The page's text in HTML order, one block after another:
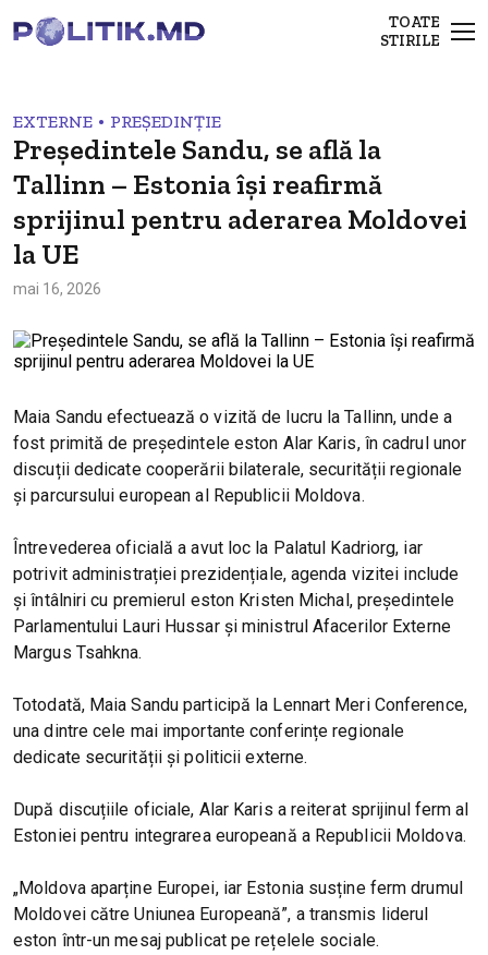
TOATE
STIRILE
EXTERNE • PREȘEDINȚIE
Președintele Sandu, se află la
Tallinn – Estonia își reafirmă
sprijinul pentru aderarea Moldovei
la UE
mai 16, 2026
Maia Sandu efectuează o vizită de lucru la Tallinn, unde a
fost primită de președintele eston Alar Karis, în cadrul unor
discuții dedicate cooperării bilaterale, securității regionale
și parcursului european al Republicii Moldova.
Întrevederea oficială a avut loc la Palatul Kadriorg, iar
potrivit administrației prezidențiale, agenda vizitei include
și întâlniri cu premierul eston Kristen Michal, președintele
Parlamentului Lauri Hussar și ministrul Afacerilor Externe
Margus Tsahkna.
Totodată, Maia Sandu participă la Lennart Meri Conference,
una dintre cele mai importante conferințe regionale
dedicate securității și politicii externe.
După discuțiile oficiale, Alar Karis a reiterat sprijinul ferm al
Estoniei pentru integrarea europeană a Republicii Moldova.
„Moldova aparține Europei, iar Estonia susține ferm drumul
Moldovei către Uniunea Europeană”, a transmis liderul
eston într-un mesaj publicat pe rețelele sociale.